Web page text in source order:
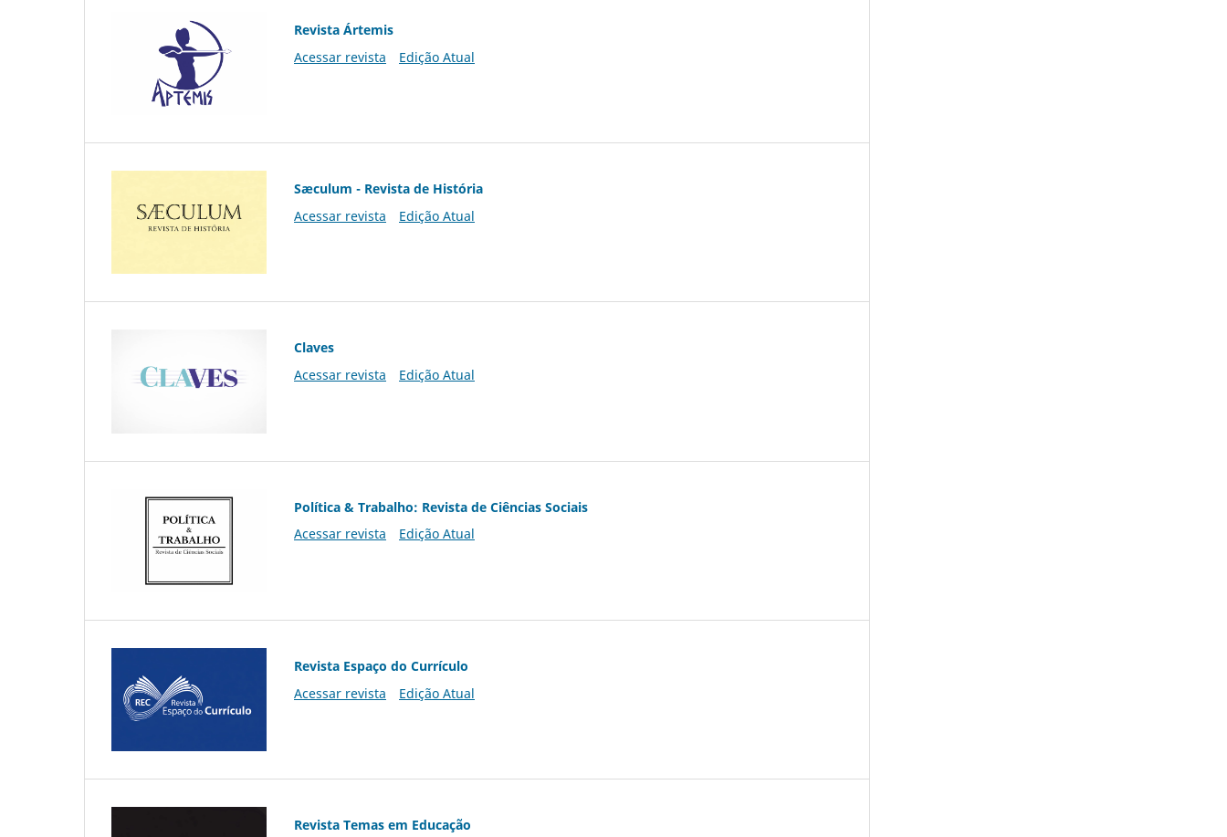
Revista Ártemis
Acessar revista
Edição Atual
Sæculum - Revista de História
Acessar revista
Edição Atual
Claves
Acessar revista
Edição Atual
Política & Trabalho: Revista de Ciências Sociais
Acessar revista
Edição Atual
Revista Espaço do Currículo
Acessar revista
Edição Atual
Revista Temas em Educação